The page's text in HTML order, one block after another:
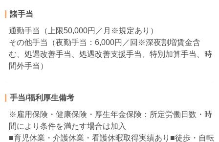
諸手当
通勤手当（上限50,000円／月※規定あり）
その他手当（夜勤手当：6,000円／回※深夜割増賃金含
む、処遇改善手当、処遇改善支援手当、特別加算手当、時
間外手当）
手当/福利厚生備考
※雇用保険・健康保険・厚生年金保険：所定労働日数・時
間により条件を満たす場合は加入
■育児休業・介護休業・看護休暇取得実績あり■徒歩・自転